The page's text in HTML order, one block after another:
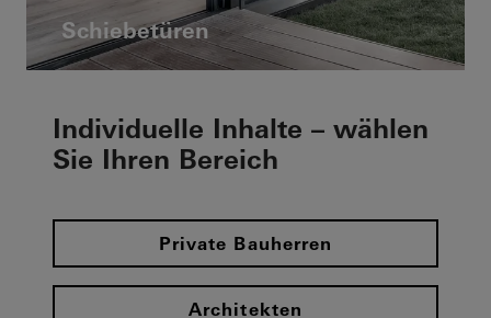
Schiebetüren
Individuelle Inhalte – wählen
Sie Ihren Bereich
Private Bauherren
Architekten